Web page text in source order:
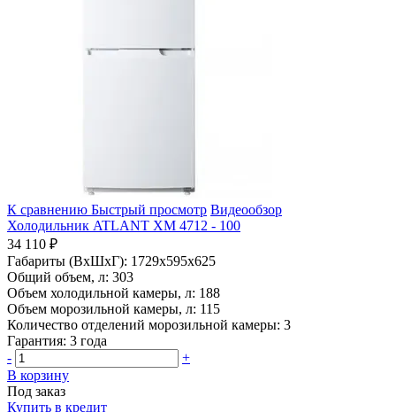
К сравнению Быстрый просмотр Видеообзор
Холодильник ATLANT ХМ 4712 - 100
34 110 ₽
Габариты (ВхШхГ): 1729x595x625
Общий объем, л: 303
Объем холодильной камеры, л: 188
Объем морозильной камеры, л: 115
Количество отделений морозильной камеры: 3
Гарантия: 3 года
-
+
В корзину
Под заказ
Купить в кредит